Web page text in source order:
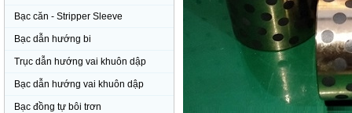
Bạc căn - Stripper Sleeve
Bạc dẫn hướng bi
Trục dẫn hướng vai khuôn dập
Bạc dẫn hướng vai khuôn dập
Bạc đồng tự bôi trơn